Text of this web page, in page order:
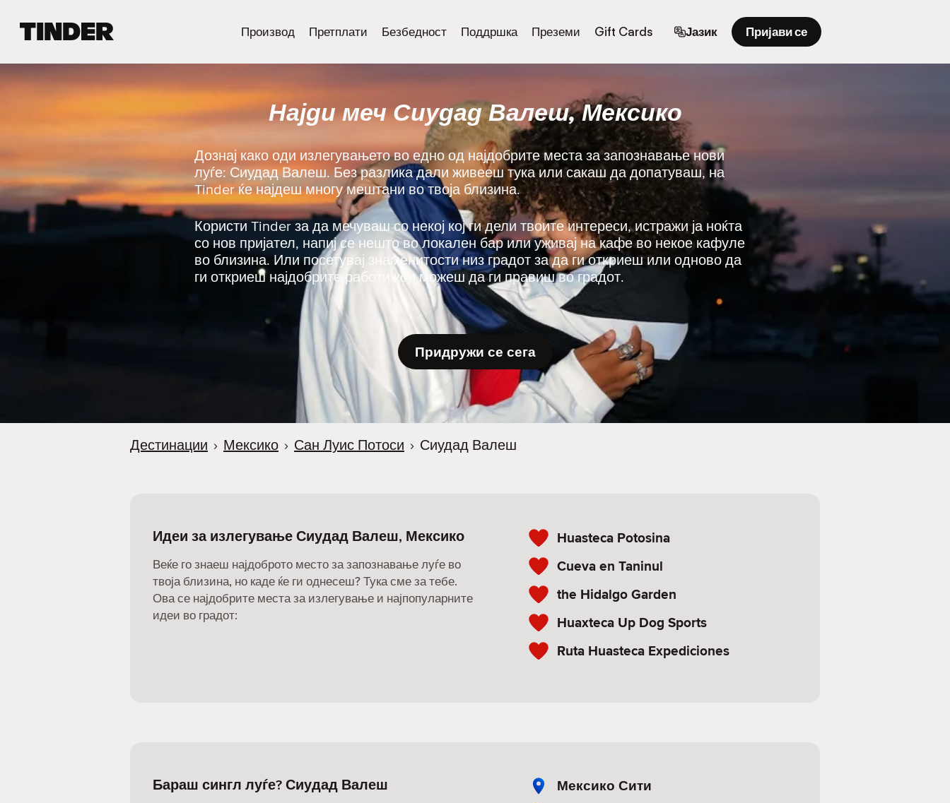
e
Производ Претплати Безбедност Поддршка Преземи Gift Cards Јазик Пријави се
Најди меч Сиудад Валеш, Мексико
Дознај како оди излегувањето во едно од најдобрите места за запознавање нови
луѓе: Сиудад Валеш. Без разлика дали живееш тука или сакаш да допатуваш, на
Tinder ќе најдеш многу мештани во твоја близина.
Користи Tinder за да мечуваш со некој кој ги дели твоите интереси, истражи ја ноќта
со нов пријател, напиј се нешто во локален бар или уживај на кафе во некое кафуле
во близина. Или посетувај знаменитости низ градот за да ги откриеш или одново да
ги откриеш најдобрите работи кои можеш да ги правиш во градот.
Придружи се сега
Дестинации › Мексико › Сан Луис Потоси › Сиудад Валеш
Идеи за излегување Сиудад Валеш, Мексико
Веќе го знаеш најдоброто место за запознавање луѓе во
твоја близина, но каде ќе ги однесеш? Тука сме за тебе.
Ова се најдобрите места за излегување и најпопуларните
идеи во градот:
Huasteca Potosina
Cueva en Taninul
the Hidalgo Garden
Huaxteca Up Dog Sports
Ruta Huasteca Expediciones
Бараш сингл луѓе? Сиудад Валеш
Мексико Сити